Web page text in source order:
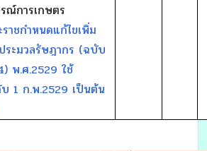
ณ์การเกษตร
าชกำหนดแก้ไขเพิ่ม
ระมวลรัษฎากร (ฉบับ
พ.ศ.2529 ใช้
1 ก.พ.2529 เป็นต้น